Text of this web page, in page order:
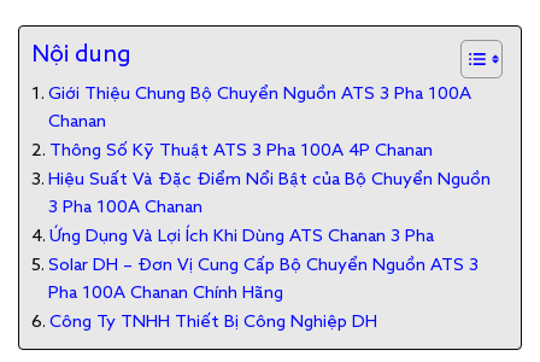
Nội dung
Giới Thiệu Chung Bộ Chuyển Nguồn ATS 3 Pha 100A
Chanan
Thông Số Kỹ Thuật ATS 3 Pha 100A 4P Chanan
Hiệu Suất Và Đặc Điểm Nổi Bật của Bộ Chuyển Nguồn
3 Pha 100A Chanan
Ứng Dụng Và Lợi Ích Khi Dùng ATS Chanan 3 Pha
Solar DH – Đơn Vị Cung Cấp Bộ Chuyển Nguồn ATS 3
Pha 100A Chanan Chính Hãng
Công Ty TNHH Thiết Bị Công Nghiệp DH